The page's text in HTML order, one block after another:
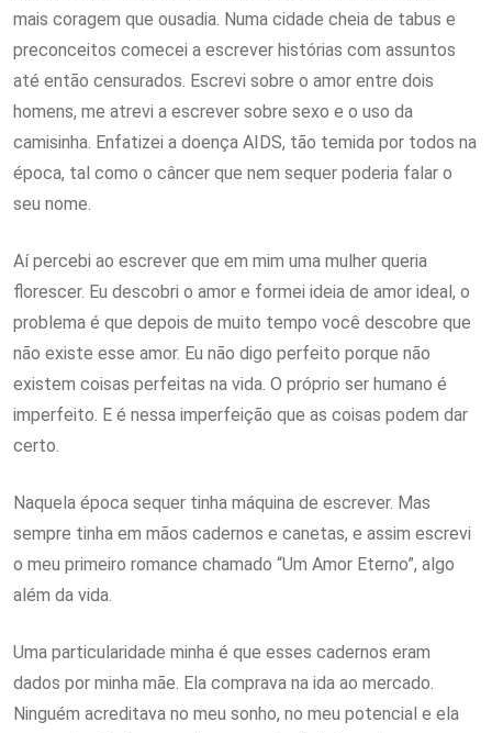
mais coragem que ousadia. Numa cidade cheia de tabus e
preconceitos comecei a escrever histórias com assuntos
até então censurados. Escrevi sobre o amor entre dois
homens, me atrevi a escrever sobre sexo e o uso da
camisinha. Enfatizei a doença AIDS, tão temida por todos na
época, tal como o câncer que nem sequer poderia falar o
seu nome.
Aí percebi ao escrever que em mim uma mulher queria
florescer. Eu descobri o amor e formei ideia de amor ideal, o
problema é que depois de muito tempo você descobre que
não existe esse amor. Eu não digo perfeito porque não
existem coisas perfeitas na vida. O próprio ser humano é
imperfeito. E é nessa imperfeição que as coisas podem dar
certo.
Naquela época sequer tinha máquina de escrever. Mas
sempre tinha em mãos cadernos e canetas, e assim escrevi
o meu primeiro romance chamado “Um Amor Eterno”, algo
além da vida.
Uma particularidade minha é que esses cadernos eram
dados por minha mãe. Ela comprava na ida ao mercado.
Ninguém acreditava no meu sonho, no meu potencial e ela